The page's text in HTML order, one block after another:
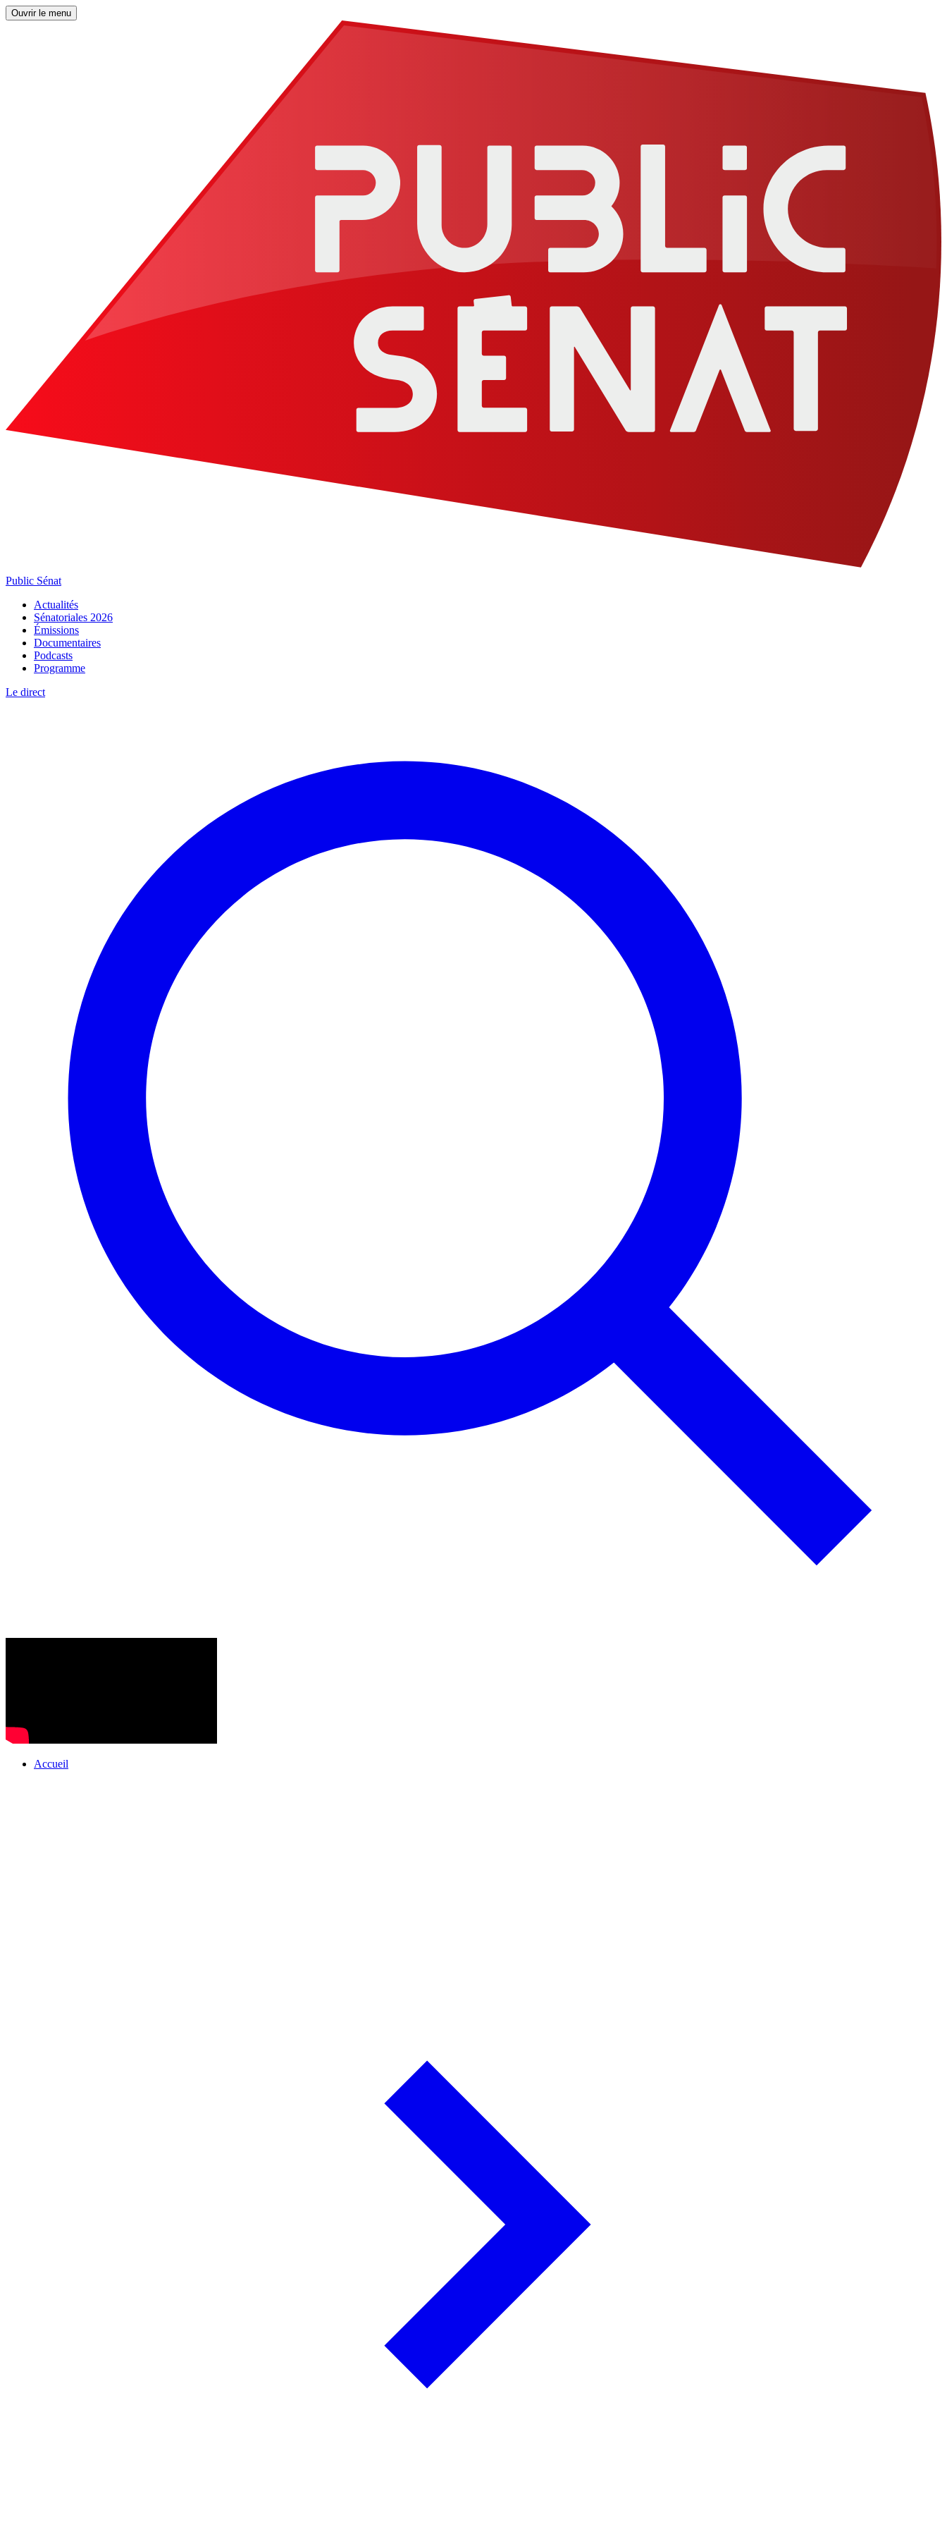
Ouvrir le menu
Public Sénat
Actualités
Sénatoriales 2026
Émissions
Documentaires
Podcasts
Programme
Le direct
Accueil